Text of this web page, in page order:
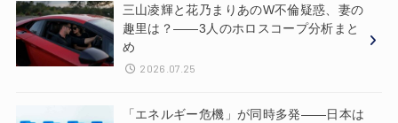
三山凌輝と花乃まりあのW不倫疑惑、妻の
趣里は？——3人のホロスコープ分析まと
め
2026.07.25
「エネルギー危機」が同時多発——日本は